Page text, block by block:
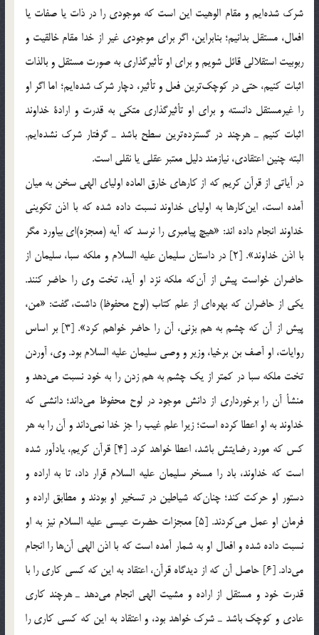
شرك شده‌ايم و مقام الوهيت اين است كه موجودي را در ذات يا صفات يا
افعال، مستقل بدانيم؛ بنابراين، اگر براي موجودي غير از خدا مقام خالقيت و
ربوبيت استقلالي قائل شويم و براي او تأثيرگذاري به صورت مستقل و بالذات
اثبات كنيم، حتي در كوچك‌ترين فعل و تأثير، دچار شرك شده‌ايم؛ اما اگر او
را غيرمستقل دانسته و براي او تأثيرگذاري متكي به قدرت و ارادة خداوند
اثبات كنيم ـ هرچند در گسترده‌ترين سطح باشد ـ گرفتار شرك نشده‌ايم.
البته چنين اعتقادي، نيازمند دليل معتبر عقلي يا نقلي است.
در آياتي از قرآن كريم كه از كارهاي خارق العاده اولياي الهي سخن به ميان
آمده است، اين‌كار‌ها به اولياي خداوند نسبت داده شده كه با اذن تكويني
خداوند انجام داده اند: «هيچ پيامبري را نرسد كه آيه (معجزه)‌اي بياورد مگر
با اذن خداوند». [2] در داستان سليمان عليه السلام و ملكه سبا، سليمان از
حاضران خواست پيش از آن‌كه ملكه نزد او آيد، تخت وي را حاضر كنند.
يكي از حاضران كه بهره‌اي از علم كتاب (لوح محفوظ) داشت، گفت: «من،
پيش از آن كه چشم به هم بزني، آن را حاضر خواهم كرد». [3] بر اساس
روايات، او آصف بن برخيا، وزير و وصي سليمان عليه السلام بود. وي، آوردن
تخت ملكه سبا در كمتر از يك چشم به هم زدن را به خود نسبت مي‌دهد و
منشأ آن را برخورداري از دانش موجود در لوح محفوظ مي‌داند؛ دانشي كه
خداوند به او اعطا كرده است؛ زيرا علم غيب را جز خدا نمي‌داند و آن را به هر
كس كه مورد رضايتش باشد، اعطا خواهد كرد. [4] قرآن كريم، يادآور شده
است كه خداوند، باد را مسخر سليمان عليه السلام قرار داد، تا به اراده و
دستور او حركت كند؛ چنان‌كه شياطين در تسخير او بودند و مطابق اراده و
فرمان او عمل مي‌كردند. [5] معجزات حضرت عيسي عليه السلام نيز به او
نسبت داده شده و افعال او به شمار آمده است كه با اذن الهي آن‌ها را انجام
مي‌داد. [6] حاصل آن كه از ديدگاه قرآن، اعتقاد به اين كه كسي كاري را با
قدرت خود و مستقل از اراده و مشيت الهي انجام مي‌دهد ـ هرچند كاري
عادي و كوچك باشد ـ شرك خواهد بود، و اعتقاد به اين كه كسي كاري را